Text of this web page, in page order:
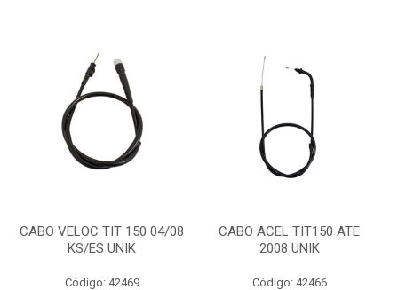
CABO VELOC TIT 150 04/08
KS/ES UNIK
Código: 42469
CABO ACEL TIT150 ATE
2008 UNIK
Código: 42466